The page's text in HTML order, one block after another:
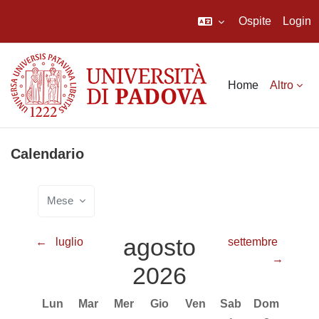
Ospite Login
Home Altro
Calendario
Mese
← luglio
agosto
2026
settembre
→
Lunedi
Lun Martedì
Mar Mercoledì
Mer Giovedì
Gio Venerdì
Ven Sabato
Sab Domenica
Dom